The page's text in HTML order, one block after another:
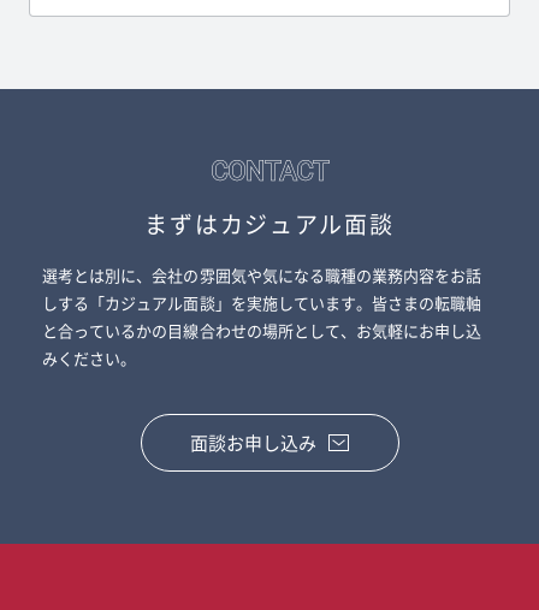
CONTACT
まずはカジュアル面談
選考とは別に、会社の雰囲気や気になる職種の業務内容をお話
しする「カジュアル面談」を実施しています。皆さまの転職軸
と合っているかの目線合わせの場所として、お気軽にお申し込
みください。
面談お申し込み